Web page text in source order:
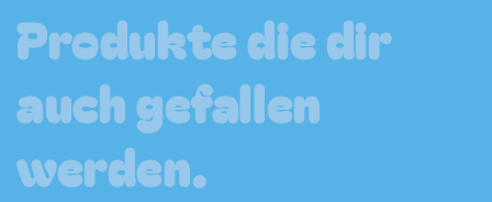
Produkte die dir
auch gefallen
werden.